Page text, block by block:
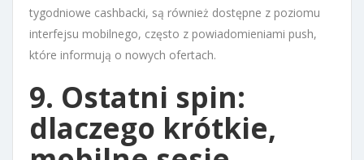
tygodniowe cashbacki, są również dostępne z poziomu
interfejsu mobilnego, często z powiadomieniami push,
które informują o nowych ofertach.
9. Ostatni spin:
dlaczego krótkie,